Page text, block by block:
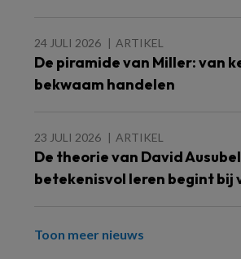
24 JULI 2026 ARTIKEL
De piramide van Miller: van
bekwaam handelen
23 JULI 2026 ARTIKEL
De theorie van David
betekenisvol leren begint bij
Toon meer nieuws